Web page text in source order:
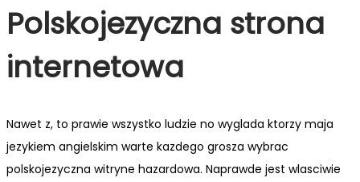
Polskojezyczna strona
internetowa
Nawet z, to prawie wszystko ludzie no wyglada ktorzy maja
jezykiem angielskim warte kazdego grosza wybrac
polskojezyczna witryne hazardowa. Naprawde jest wlasciwie